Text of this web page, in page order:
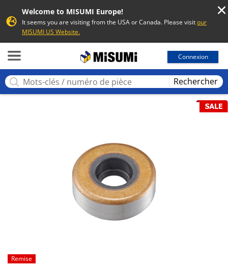
Welcome to MISUMI Europe!
It seems you are visiting from the USA or Canada. Please visitour
MISUMI US Website.
Connexion
Rechercher
Remise